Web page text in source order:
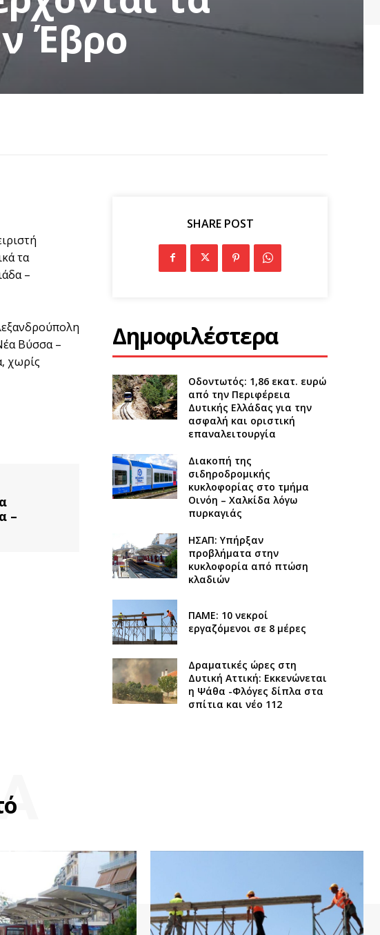
Έβρο
τα
–
Βύσσα –
χωρίς
–
SHARE POST
Δημοφιλέστερα
Οδοντωτός: 1,86 εκατ. ευρώ
από την Περιφέρεια
Δυτικής Ελλάδας για την
ασφαλή και οριστική
επαναλειτουργία
Διακοπή της
σιδηροδρομικής
κυκλοφορίας στο τμήμα
Οινόη – Χαλκίδα λόγω
πυρκαγιάς
ΗΣΑΠ: Υπήρξαν
προβλήματα στην
κυκλοφορία από πτώση
κλαδιών
ΠΑΜΕ: 10 νεκροί
εργαζόμενοι σε 8 μέρες
Δραματικές ώρες στη
Δυτική Αττική: Εκκενώνεται
η Ψάθα -Φλόγες δίπλα στα
σπίτια και νέο 112